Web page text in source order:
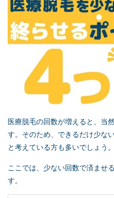
医療脱毛の回数が増えると、当
す。そのため、できるだけ少な
と考えている方も多いでしょう。
ここでは、少ない回数で済ませ
す。